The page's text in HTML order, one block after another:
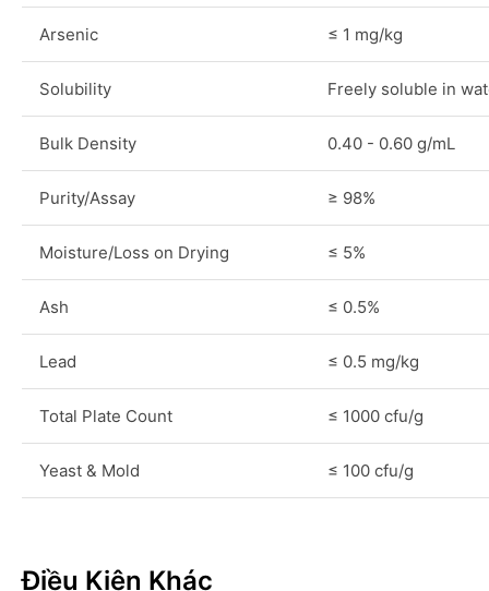
Arsenic ≤ 1 mg/kg
Solubility Freely soluble in
Bulk Density 0.40 - 0.60 g/mL
Purity/Assay ≥ 98%
Moisture/Loss on Drying ≤ 5%
Ash ≤ 0.5%
Lead ≤ 0.5 mg/kg
Total Plate Count ≤ 1000 cfu/g
Yeast & Mold ≤ 100 cfu/g
Điều Kiện Khác